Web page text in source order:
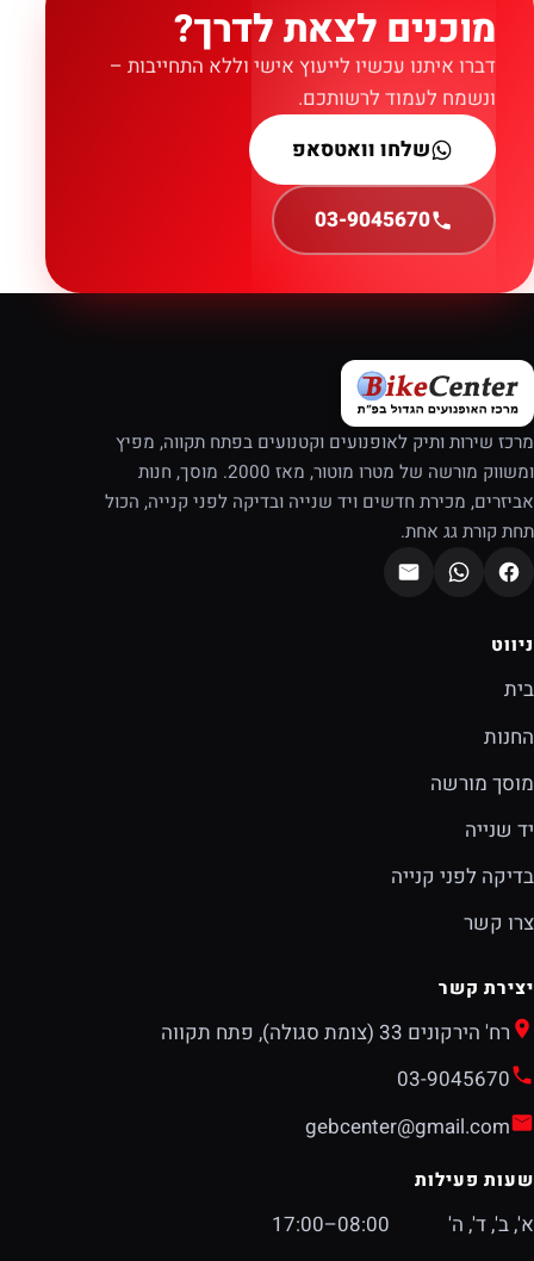
מוכנים לצאת לדרך?
דברו איתנו עכשיו לייעוץ אישי וללא התחייבות –
ונשמח לעמוד לרשותכם.
שלחו וואטסאפ
03-9045670
מרכז שירות ותיק לאופנועים וקטנועים בפתח תקווה, מפיץ
ומשווק מורשה של מטרו מוטור, מאז 2000. מוסך, חנות
אביזרים, מכירת חדשים ויד שנייה ובדיקה לפני קנייה, הכול
תחת קורת גג אחת.
ניווט
בית
החנות
מוסך מורשה
יד שנייה
בדיקה לפני קנייה
צרו קשר
יצירת קשר
רח' הירקונים 33 (צומת סגולה), פתח תקווה
03-9045670
gebcenter@gmail.com
שעות פעילות
א', ב', ד', ה'
08:00–17:00